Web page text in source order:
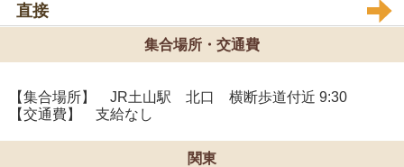
直接
集合場所・交通費
【集合場所】 JR土山駅 北口 横断歩道付近 9:30
【交通費】 支給なし
関東